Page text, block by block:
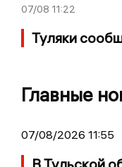
07/08 11:22
Туляки
Главные
07/08/2026 11:55